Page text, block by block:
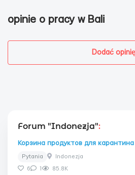
opinie o pracy w Bali
Dodać opinię
Forum "Indonezja":
Корзина продуктов для
Pytania Indonezja
6 1 85.8K